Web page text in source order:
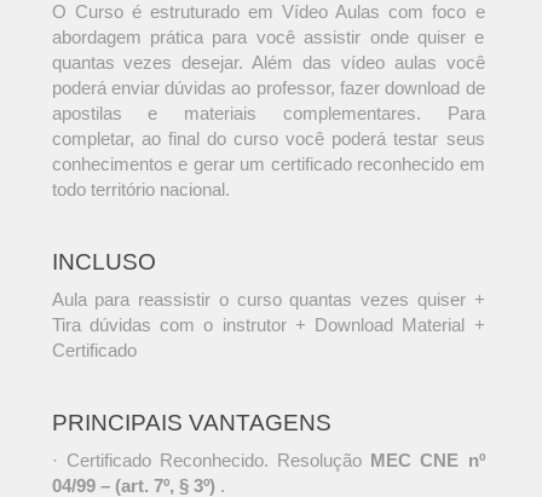
O Curso é estruturado em Vídeo Aulas com foco e
abordagem prática para você assistir onde quiser e
quantas vezes desejar. Além das vídeo aulas você
poderá enviar dúvidas ao professor, fazer download de
apostilas e materiais complementares. Para
completar, ao final do curso você poderá testar seus
conhecimentos e gerar um certificado reconhecido em
todo território nacional.
INCLUSO
Aula para reassistir o curso quantas vezes quiser +
Tira dúvidas com o instrutor + Download Material +
Certificado
PRINCIPAIS VANTAGENS
· Certificado Reconhecido. Resolução MEC CNE nº
04/99 – (art. 7º, § 3º) .